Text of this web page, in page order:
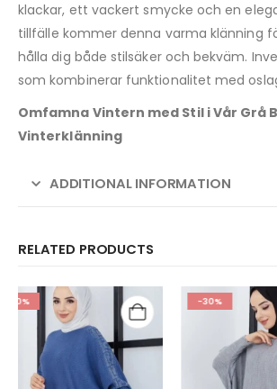
klackar, ett vackert smycke och en
tillfälle kommer denna varma klänning
hålla dig både stilsäker och bekväm.
som kombinerar funktionalitet med
Omfamna Vintern med Stil i Vår Grå
Vinterklänning
ADDITIONAL INFORMATION
RELATED PRODUCTS
-30% -30%